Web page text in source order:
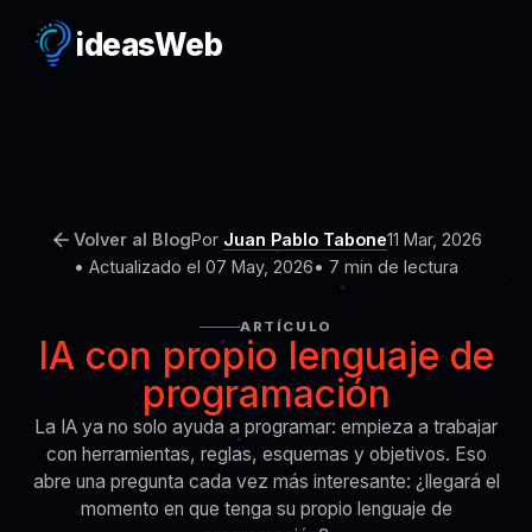
ideasWeb
Volver al BlogPor Juan Pablo Tabone11 Mar, 2026
• Actualizado el 07 May, 2026• 7 min de lectura
ARTÍCULO
IA con propio lenguaje de
programación
La IA ya no solo ayuda a programar: empieza a trabajar
con herramientas, reglas, esquemas y objetivos. Eso
abre una pregunta cada vez más interesante: ¿llegará el
momento en que tenga su propio lenguaje de